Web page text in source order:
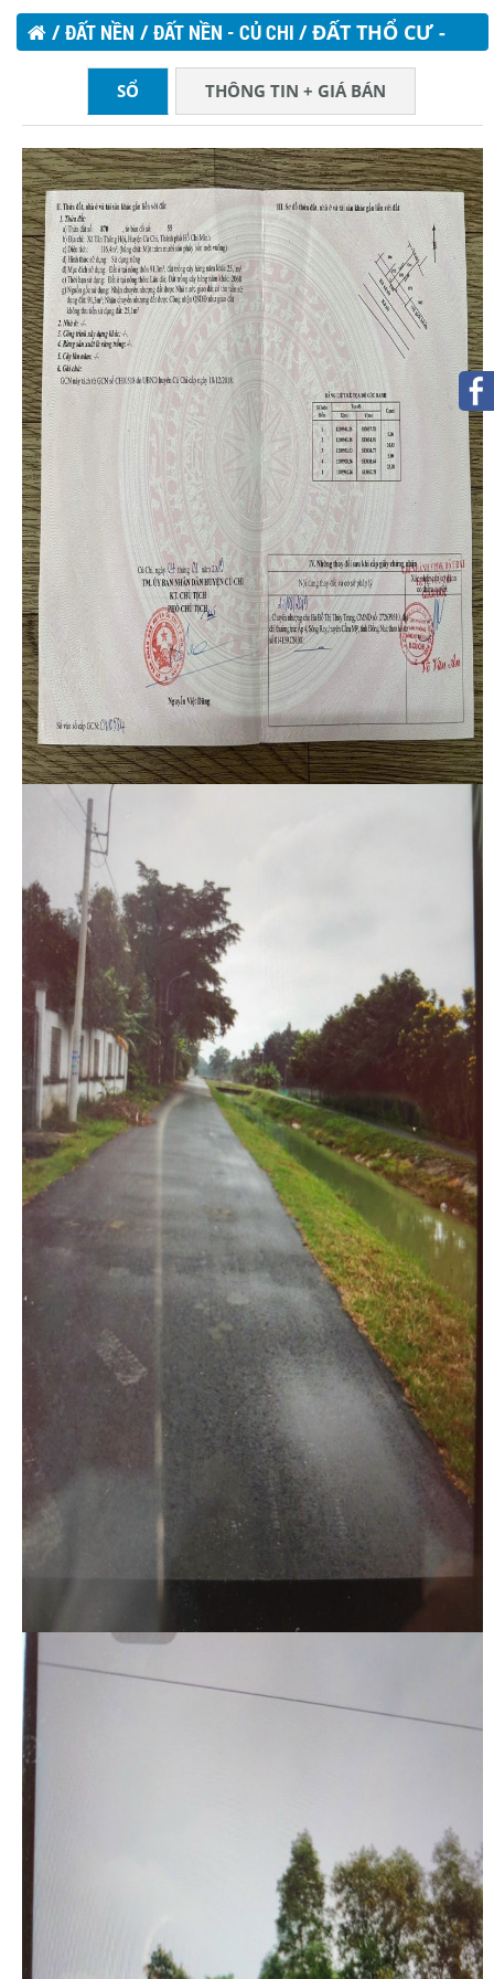
/ĐẤT NỀN /ĐẤT NỀN - CỦ CHI / ĐẤT THỔ CƯ -
TÂN THÔNG HỘI CỦ CHI 120M GIÁ 2 TỶ
SỔ THÔNG TIN + GIÁ BÁN